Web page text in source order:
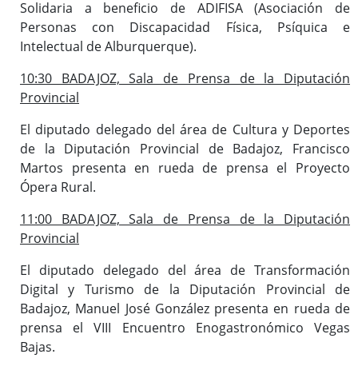
Solidaria a beneficio de ADIFISA (Asociación de
Personas con Discapacidad Física, Psíquica e
Intelectual de Alburquerque).
10:30 BADAJOZ, Sala de Prensa de la Diputación
Provincial
El diputado delegado del área de Cultura y Deportes
de la Diputación Provincial de Badajoz, Francisco
Martos presenta en rueda de prensa el Proyecto
Ópera Rural.
11:00 BADAJOZ, Sala de Prensa de la Diputación
Provincial
El diputado delegado del área de Transformación
Digital y Turismo de la Diputación Provincial de
Badajoz, Manuel José González presenta en rueda de
prensa el VIII Encuentro Enogastronómico Vegas
Bajas.